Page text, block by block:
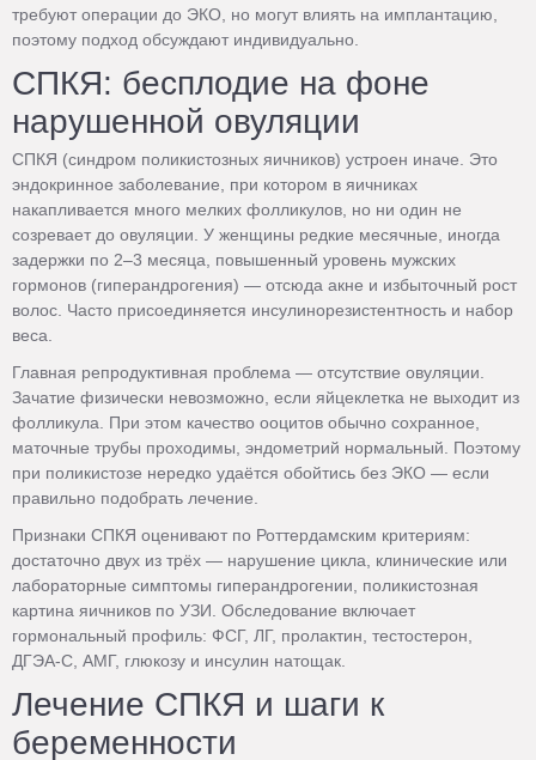
требуют операции до ЭКО, но могут влиять на имплантацию,
поэтому подход обсуждают индивидуально.
СПКЯ: бесплодие на фоне
нарушенной овуляции
СПКЯ (синдром поликистозных яичников) устроен иначе. Это
эндокринное заболевание, при котором в яичниках
накапливается много мелких фолликулов, но ни один не
созревает до овуляции. У женщины редкие месячные, иногда
задержки по 2–3 месяца, повышенный уровень мужских
гормонов (гиперандрогения) — отсюда акне и избыточный рост
волос. Часто присоединяется инсулинорезистентность и набор
веса.
Главная репродуктивная проблема — отсутствие овуляции.
Зачатие физически невозможно, если яйцеклетка не выходит из
фолликула. При этом качество ооцитов обычно сохранное,
маточные трубы проходимы, эндометрий нормальный. Поэтому
при поликистозе нередко удаётся обойтись без ЭКО — если
правильно подобрать лечение.
Признаки СПКЯ оценивают по Роттердамским критериям:
достаточно двух из трёх — нарушение цикла, клинические или
лабораторные симптомы гиперандрогении, поликистозная
картина яичников по УЗИ. Обследование включает
гормональный профиль: ФСГ, ЛГ, пролактин, тестостерон,
ДГЭА-С, АМГ, глюкозу и инсулин натощак.
Лечение СПКЯ и шаги к
беременности